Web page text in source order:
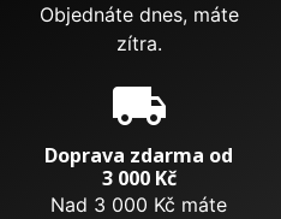
Objednáte dnes, máte
zítra.
local_shipping
Doprava zdarma od
3 000 Kč
Nad 3 000 Kč máte